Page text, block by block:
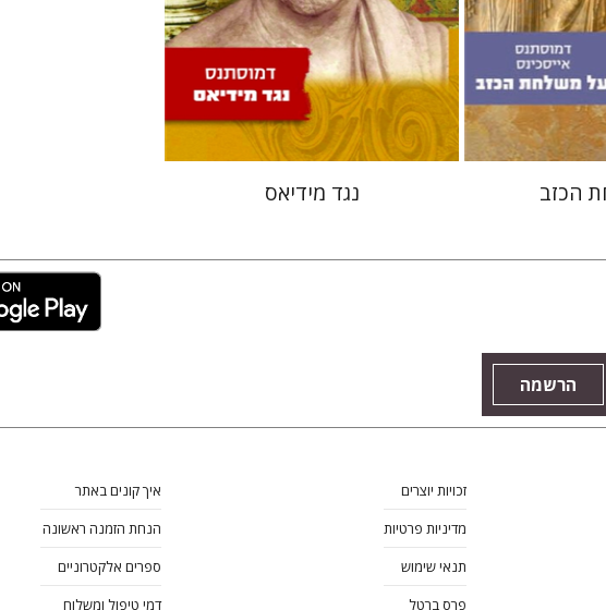
הכזב
עכשיו בהנחה
$21
$15
נגד מידיאס
הרשמה
זכויות יוצרים
מדיניות פרטיות
תנאי שימוש
פרס ברטל
איך קונים באתר
הנחת הזמנה ראשונה
ספרים אלקטרוניים
דמי טיפול ומשלוח